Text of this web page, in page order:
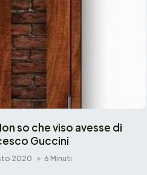
so che viso avesse di
Guccini
2020 6 Minuti